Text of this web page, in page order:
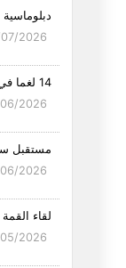
2026
14 لغما في الطريق
2026
مستقبل
2026
لقاء
2026